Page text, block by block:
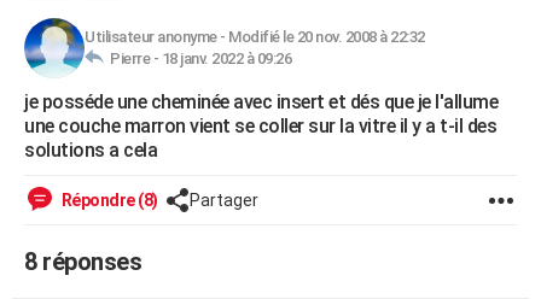
Essais
Réserver un essai
Citadines
Berlines
SUV
Forum auto
HIGH-TECH
Mobiles
Meilleur smartphone
Internet
Ordinateurs
Jeux vidéo
Guide high-tech
BRICOLAGE
Forum
Aménagement intérieur
Extérieur
Cuisine
Salle de bains
Jardinage
Rangement
WEEK-END
Alimentation
Guide de la santé
Maladies
Médicaments
Sommeil
VOYAGE
Utilisateur anonyme- Modifié le 20 nov. 2008 à 22:32
Pierre - 18 janv. 2022 à 09:26
je posséde une cheminée avec insert et dés que je l'allume
une couche marron vient se coller sur la vitre il y a t-il des
solutions a cela
Répondre (8) Partager
8 réponses